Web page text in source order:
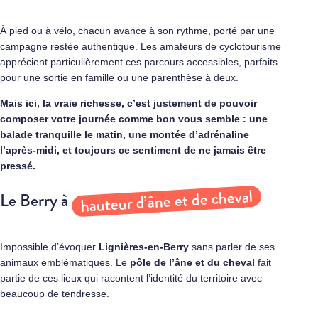
À pied ou à vélo, chacun avance à son rythme, porté par une
campagne restée authentique. Les amateurs de cyclotourisme
apprécient particulièrement ces parcours accessibles, parfaits
pour une sortie en famille ou une parenthèse à deux.
Mais ici, la vraie richesse, c’est justement de pouvoir
composer votre journée comme bon vous semble : une
balade tranquille le matin, une montée d’adrénaline
l’après-midi, et toujours ce sentiment de ne jamais être
pressé.
Le Berry à hauteur d’âne et de cheval
Impossible d’évoquer Lignières-en-Berry sans parler de ses
animaux emblématiques. Le pôle de l’âne et du cheval fait
partie de ces lieux qui racontent l’identité du territoire avec
beaucoup de tendresse.